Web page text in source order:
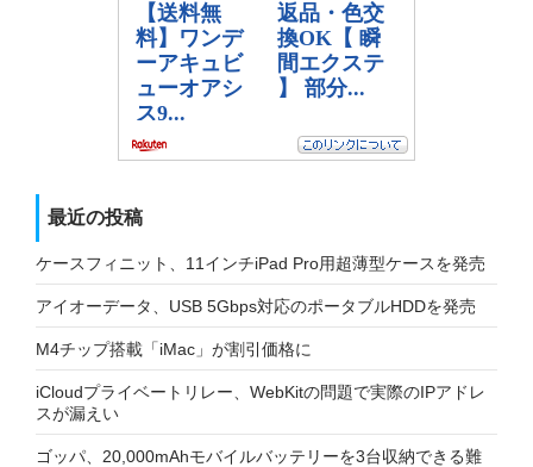
最近の投稿
ケースフィニット、11インチiPad Pro用超薄型ケースを発売
アイオーデータ、USB 5Gbps対応のポータブルHDDを発売
M4チップ搭載「iMac」が割引価格に
iCloudプライベートリレー、WebKitの問題で実際のIPアドレ
スが漏えい
ゴッパ、20,000mAhモバイルバッテリーを3台収納できる難